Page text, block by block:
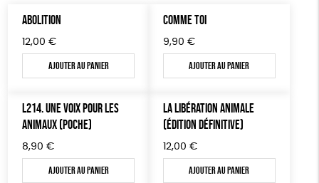
CARTES
BROCHURES
OUTILS ÉDUCATIFS
Par défaut
Popularité
Nouveauté
Prix : du - cher au + cher
Disponibilité
0 € - 50 €
100 € - 150 €
150 € - 200 €
Plus de 200€
Mots clés
ABOLITION
12,00 €
Ajouter au panier
COMME TOI
9,90 €
Ajouter au panier
L214. UNE VOIX POUR LES
ANIMAUX (POCHE)
8,90 €
Ajouter au panier
LA LIBÉRATION ANIMALE
(ÉDITION DÉFINITIVE)
12,00 €
Ajouter au panier